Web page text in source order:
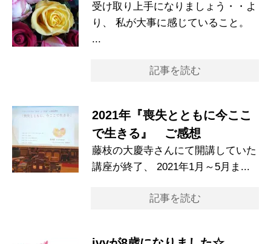
受け取り上手になりましょう・・よ
り、 私が大事に感じていること。
...
記事を読む
2021年『喪失とともに今ここ
で生きる』 ご感想
藤枝の大慶寺さんにて開講していた
講座が終了、 2021年1月～5月ま...
記事を読む